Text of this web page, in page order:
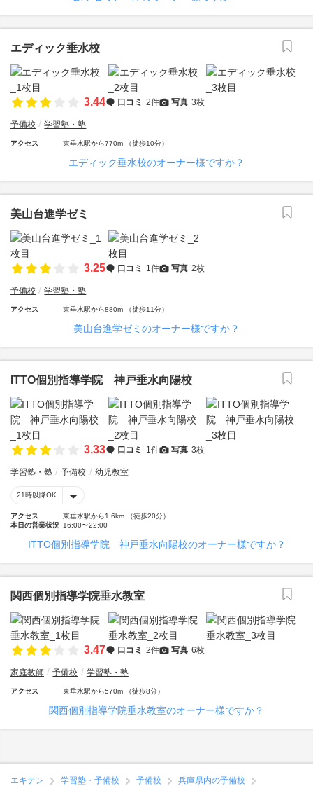
エディック垂水校
3.44 口コミ 2件 写真 3枚
予備校 学習塾・塾
アクセス 東垂水駅から770m （徒歩10分）
エディック垂水校のオーナー様ですか？
美山台進学ゼミ
3.25 口コミ 1件 写真 2枚
予備校 学習塾・塾
アクセス 東垂水駅から880m （徒歩11分）
美山台進学ゼミのオーナー様ですか？
ITTO個別指導学院 神戸垂水向陽校
3.33 口コミ 1件 写真 3枚
学習塾・塾 予備校 幼児教室
21時以降OK
アクセス
東垂水駅から1.6km （徒歩20分）
本日の営業状況 16:00〜22:00
ITTO個別指導学院 神戸垂水向陽校のオーナー様ですか？
関西個別指導学院垂水教室
3.47 口コミ 2件 写真 6枚
家庭教師 予備校 学習塾・塾
アクセス 東垂水駅から570m （徒歩8分）
関西個別指導学院垂水教室のオーナー様ですか？
エキテン 学習塾・予備校 予備校
兵庫県内の予備校